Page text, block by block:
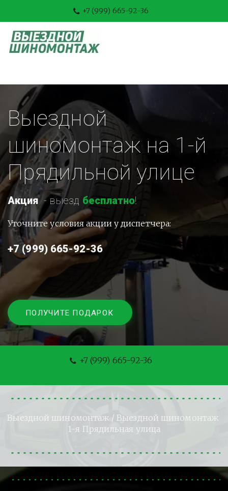
+7 (999) 665-92-36
Выездной
шиномонтаж на 1-й
Прядильной улице
Акция - выезд бесплатно!
Уточните условия акции у диспетчера:
+7 (999) 665-92-36
ПОЛУЧИТЕ ПОДАРОК
+7 (999) 665-92-36
Выездной шиномонтаж / Выездной шиномонтаж
1-я Прядильная улица